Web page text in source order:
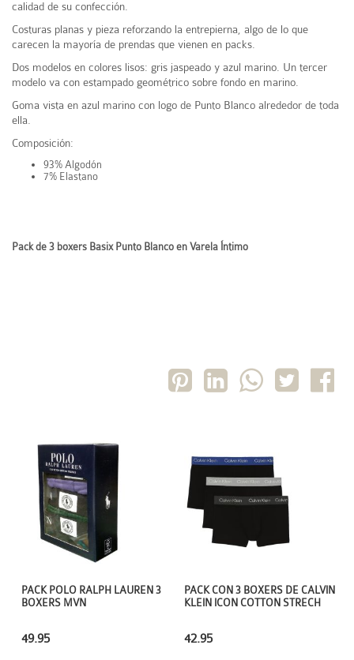
calidad de su confección.
Costuras planas y pieza reforzando la entrepierna, algo de lo que
carecen la mayoría de prendas que vienen en packs.
Dos modelos en colores lisos: gris jaspeado y azul marino. Un tercer
modelo va con estampado geométrico sobre fondo en marino.
Goma vista en azul marino con logo de Punto Blanco alrededor de toda
ella.
Composición:
93% Algodón
7% Elastano
Pack de 3 boxers Basix Punto Blanco en Varela Íntimo
PACK CON 3 BOXERS DE CALVIN
KLEIN ICON COTTON STRECH
42.95
PACK POLO RALPH LAUREN 3
BOXERS MVN
49.95